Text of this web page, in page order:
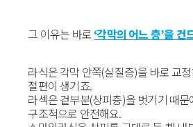
그 이유는 바로 ‘각막의 어느 층’을 건
라식은 각막 안쪽(실질층)을 바로 교
절편이 생기죠.
라섹은 겉부분(상피층)을 벗기기 때
구조적으로 안전해요.